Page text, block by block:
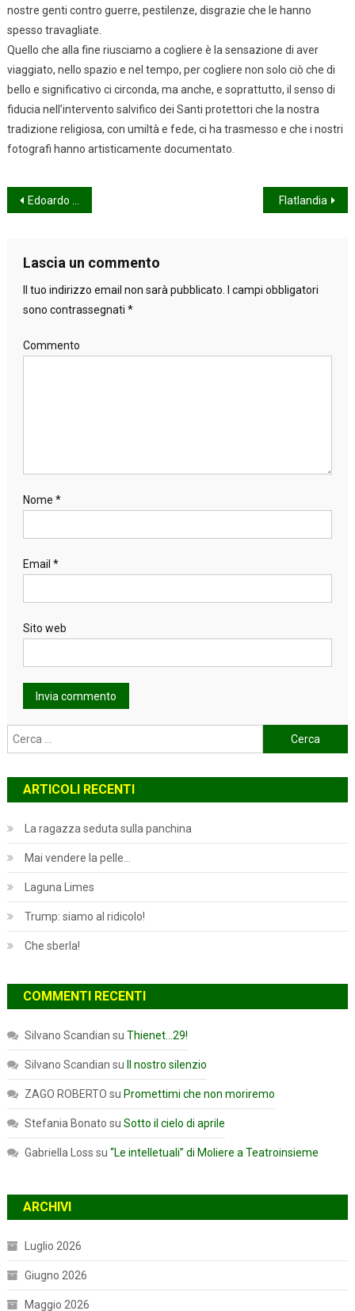
nostre genti contro guerre, pestilenze, disgrazie che le hanno
spesso travagliate.
Quello che alla fine riusciamo a cogliere è la sensazione di aver
viaggiato, nello spazio e nel tempo, per cogliere non solo ciò che di
bello e significativo ci circonda, ma anche, e soprattutto, il senso di
fiducia nell’intervento salvifico dei Santi protettori che la nostra
tradizione religiosa, con umiltà e fede, ci ha trasmesso e che i nostri
fotografi hanno artisticamente documentato.
Navigazione
Edoardo Zampese in Mostra a Bassano Flatlandia
Lascia un commento
Il tuo indirizzo email non sarà pubblicato. I campi obbligatori
sono contrassegnati *
Commento
Nome *
Email *
Sito web
Ricerca
per:
ARTICOLI RECENTI
La ragazza seduta sulla panchina
Mai vendere la pelle…
Laguna Limes
Trump: siamo al ridicolo!
Che sberla!
COMMENTI RECENTI
Silvano Scandian su Thienet…29!
Silvano Scandian su Il nostro silenzio
ZAGO ROBERTO su Promettimi che non moriremo
Stefania Bonato su Sotto il cielo di aprile
Gabriella Loss su “Le intelletuali” di Moliere a Teatroinsieme
ARCHIVI
Luglio 2026
Giugno 2026
Maggio 2026